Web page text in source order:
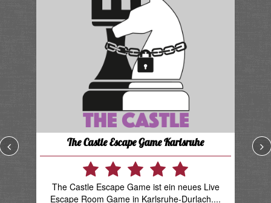
The Castle Escape Game Karlsruhe
The Castle Escape Game ist ein neues Live
Escape Room Game in Karlsruhe-Durlach....